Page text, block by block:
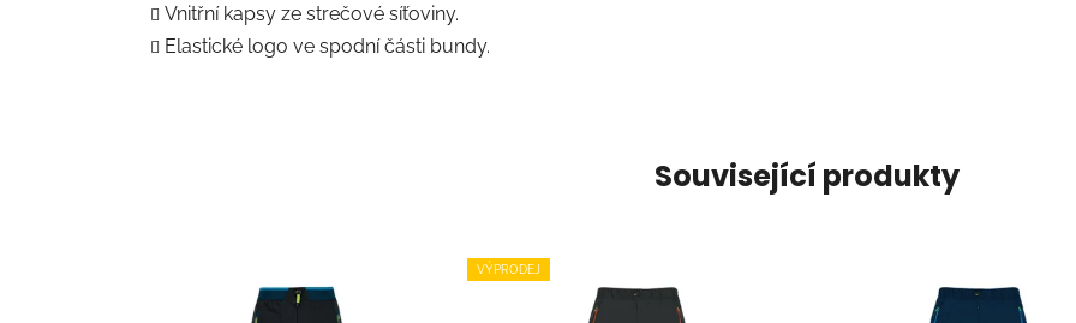
Vnitřní kapsy ze strečové síťoviny.
Elastické logo ve spodní části bundy.
Související produkty
VÝPRODEJ